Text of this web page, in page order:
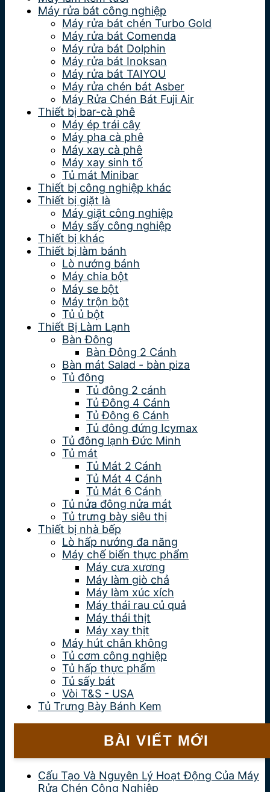
Máy rửa bát công nghiệp
Máy rửa bát chén Turbo Gold
Máy rửa bát Comenda
Máy rửa bát Dolphin
Máy rửa bát Inoksan
Máy rửa bát TAIYOU
Máy rửa chén bát Asber
Máy Rửa Chén Bát Fuji Air
Thiết bị bar-cà phê
Máy ép trái cây
Máy pha cà phê
Máy xay cà phê
Máy xay sinh tố
Tủ mát Minibar
Thiết bị công nghiệp khác
Thiết bị giặt là
Máy giặt công nghiệp
Máy sấy công nghiệp
Thiết bị khác
Thiết bị làm bánh
Lò nướng bánh
Máy chia bột
Máy se bột
Máy trộn bột
Tủ ủ bột
Thiết Bị Làm Lạnh
Bàn Đông
Bàn Đông 2 Cánh
Bàn mát Salad - bàn piza
Tủ đông
Tủ đông 2 cánh
Tủ Đông 4 Cánh
Tủ Đông 6 Cánh
Tủ đông đứng Icymax
Tủ đông lạnh Đức Minh
Tủ mát
Tủ Mát 2 Cánh
Tủ Mát 4 Cánh
Tủ Mát 6 Cánh
Tủ nửa đông nửa mát
Tủ trưng bày siêu thị
Thiết bị nhà bếp
Lò hấp nướng đa năng
Máy chế biến thực phẩm
Máy cưa xương
Máy làm giò chả
Máy làm xúc xích
Máy thái rau củ quả
Máy thái thịt
Máy xay thịt
Máy hút chân không
Tủ cơm công nghiệp
Tủ hấp thực phẩm
Tủ sấy bát
Vòi T&S - USA
Tủ Trưng Bày Bánh Kem
BÀI VIẾT MỚI
Cấu Tạo Và Nguyên Lý Hoạt Động Của Máy
Rửa Chén Công Nghiệp